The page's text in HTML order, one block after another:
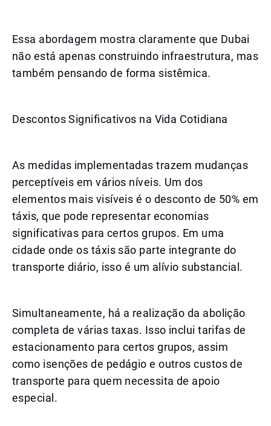
Essa abordagem mostra claramente que Dubai
não está apenas construindo infraestrutura, mas
também pensando de forma sistêmica.
Descontos Significativos na Vida Cotidiana
As medidas implementadas trazem mudanças
perceptíveis em vários níveis. Um dos
elementos mais visíveis é o desconto de 50% em
táxis, que pode representar economias
significativas para certos grupos. Em uma
cidade onde os táxis são parte integrante do
transporte diário, isso é um alívio substancial.
Simultaneamente, há a realização da abolição
completa de várias taxas. Isso inclui tarifas de
estacionamento para certos grupos, assim
como isenções de pedágio e outros custos de
transporte para quem necessita de apoio
especial.